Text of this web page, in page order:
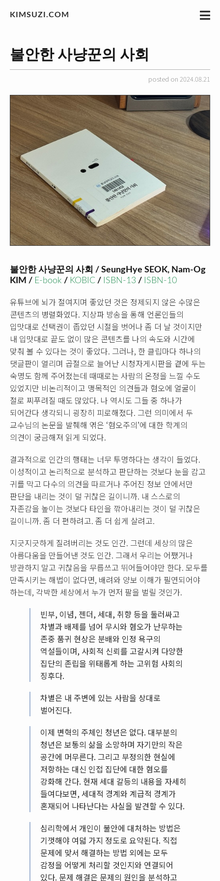
KIMSUZI.COM
불안한 사냥꾼의 사회
posted on 2024.08.21
불안한 사냥꾼의 사회 / SeungHye SEOK, Nam-Og
KIM / E-book / KOBIC / ISBN-13 / ISBN-10
유튜브에 뇌가 절여지며 좋았던 것은 정제되지 않은 수많은
콘텐츠의 병렬화였다. 지상파 방송을 통해 언론인들의
입맛대로 선택권이 좁았던 시절을 벗어나 좀 더 날 것이지만
내 입맛대로 끝도 없이 많은 콘텐츠를 나의 속도와 시간에
맞춰 볼 수 있다는 것이 좋았다. 그러나, 한 클립마다 하나의
댓글판이 열리며 곱절으로 늘어난 시청자게시판을 곁에 두는
숙명도 함께 주어졌는데 때때로는 사람의 온정을 느낄 수도
있었지만 비논리적이고 맹목적인 의견들과 혐오에 얼굴이
절로 찌푸려질 때도 많았다. 나 역시도 그들 중 하나가
되어간다 생각되니 굉장히 피로해졌다. 그런 의미에서 두
교수님의 논문을 발췌해 엮은 ‘혐오주의’에 대한 학계의
의견이 궁금해져 읽게 되었다.
결과적으로 인간의 행태는 너무 투명하다는 생각이 들었다.
이성적이고 논리적으로 분석하고 판단하는 것보다 눈을 감고
귀를 막고 다수의 의견을 따르거나 주어진 정보 안에서만
판단을 내리는 것이 덜 귀찮은 길이니까. 내 스스로의
자존감을 높이는 것보다 타인을 깎아내리는 것이 덜 귀찮은
길이니까. 좀 더 편하려고. 좀 더 쉽게 살려고.
지긋지긋하게 질려버리는 것도 인간. 그런데 세상의 많은
아름다움을 만들어낸 것도 인간. 그래서 우리는 어쨌거나
방관하지 말고 귀찮음을 무릅쓰고 뛰어들어야만 한다. 모두를
만족시키는 해법이 없다면, 배려와 양보 이해가 필연되어야
하는데, 각박한 세상에서 누가 먼저 팔을 벌릴 것인가.
빈부, 이념, 젠더, 세대, 취향 등을 둘러싸고
차별과 배제를 넘어 무시와 혐오가 난무하는
존중 품귀 현상은 분배와 인정 욕구의
역설들이며, 사회적 신뢰를 고갈시켜 다양한
집단의 존립을 위태롭게 하는 고위험 사회의
징후다.
차별은 내 주변에 있는 사람을 상대로
벌어진다.
이제 변혁의 주체인 청년은 없다. 대부분의
청년은 보통의 삶을 소망하며 자기만의 작은
공간에 머무른다. 그리고 부정의한 현실에
저항하는 대신 인접 집단에 대한 혐오를
강화해 간다. 현재 세대 갈등의 내용을 자세히
들여다보면, 세대적 경계와 계급적 경계가
혼재되어 나타난다는 사실을 발견할 수 있다.
심리학에서 개인이 불안에 대처하는 방법은
기껏해야 여덟 가지 정도로 요약된다. 직접
문제에 맞서 해결하는 방법 외에는 모두
감정을 어떻게 처리할 것인지와 연결되어
있다. 문제 해결은 문제의 원인을 분석하고